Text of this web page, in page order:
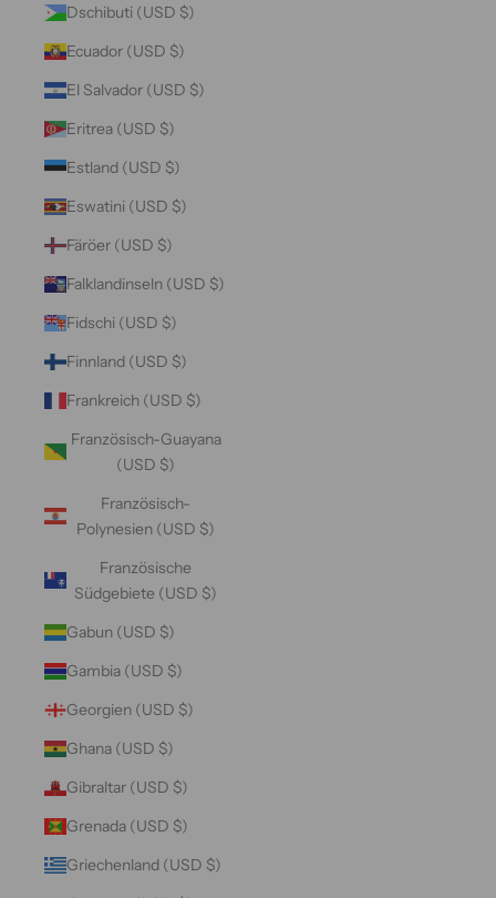
Dschibuti (USD $)
Ecuador (USD $)
El Salvador (USD $)
Eritrea (USD $)
Estland (USD $)
Eswatini (USD $)
Färöer (USD $)
Falklandinseln (USD $)
Fidschi (USD $)
Finnland (USD $)
Frankreich (USD $)
Französisch-Guayana
(USD $)
Französisch-
Polynesien (USD $)
Französische
Südgebiete (USD $)
Gabun (USD $)
Gambia (USD $)
Georgien (USD $)
Ghana (USD $)
Gibraltar (USD $)
Grenada (USD $)
Griechenland (USD $)